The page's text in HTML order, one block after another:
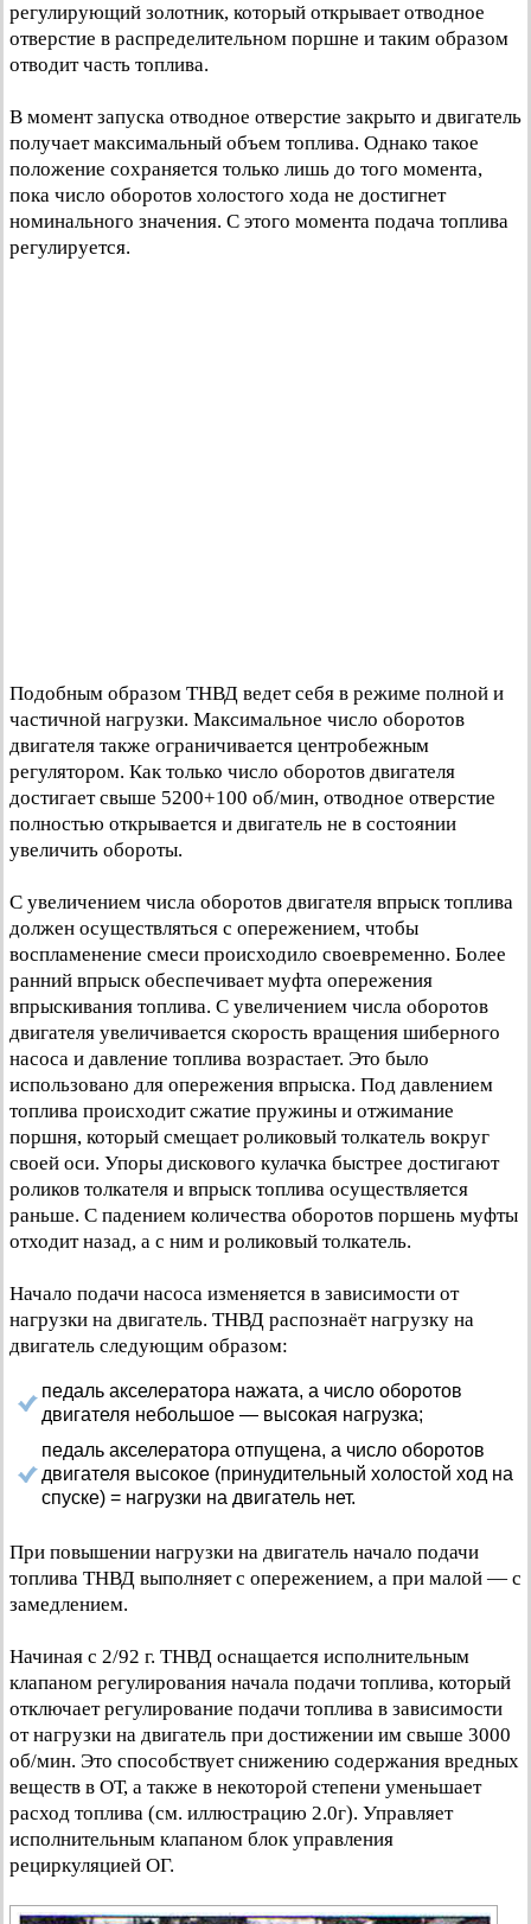
регулирующий золотник, который открывает отводное
отверстие в распределительном поршне и таким образом
отводит часть топлива.
В момент запуска отводное отверстие закрыто и двигатель
получает максимальный объем топлива. Однако такое
положение сохраняется только лишь до того момента,
пока число оборотов холостого хода не достигнет
номинального значения. С этого момента подача топлива
регулируется.
Подобным образом ТНВД ведет себя в режиме полной и
частичной нагрузки. Максимальное число оборотов
двигателя также ограничивается центробежным
регулятором. Как только число оборотов двигателя
достигает свыше 5200+100 об/мин, отводное отверстие
полностью открывается и двигатель не в состоянии
увеличить обороты.
С увеличением числа оборотов двигателя впрыск топлива
должен осуществляться с опережением, чтобы
воспламенение смеси происходило своевременно. Более
ранний впрыск обеспечивает муфта опережения
впрыскивания топлива. С увеличением числа оборотов
двигателя увеличивается скорость вращения шиберного
насоса и давление топлива возрастает. Это было
использовано для опережения впрыска. Под давлением
топлива происходит сжатие пружины и отжимание
поршня, который смещает роликовый толкатель вокруг
своей оси. Упоры дискового кулачка быстрее достигают
роликов толкателя и впрыск топлива осуществляется
раньше. С падением количества оборотов поршень муфты
отходит назад, а с ним и роликовый толкатель.
Начало подачи насоса изменяется в зависимости от
нагрузки на двигатель. ТНВД распознаёт нагрузку на
двигатель следующим образом:
педаль акселератора нажата, а число оборотов
двигателя небольшое — высокая нагрузка;
педаль акселератора отпущена, а число оборотов
двигателя высокое (принудительный холостой ход на
спуске) = нагрузки на двигатель нет.
При повышении нагрузки на двигатель начало подачи
топлива ТНВД выполняет с опережением, а при малой — с
замедлением.
Начиная с 2/92 г. ТНВД оснащается исполнительным
клапаном регулирования начала подачи топлива, который
отключает регулирование подачи топлива в зависимости
от нагрузки на двигатель при достижении им свыше 3000
об/мин. Это способствует снижению содержания вредных
веществ в ОТ, а также в некоторой степени уменьшает
расход топлива (см. иллюстрацию 2.0г). Управляет
исполнительным клапаном блок управления
рециркуляцией ОГ.